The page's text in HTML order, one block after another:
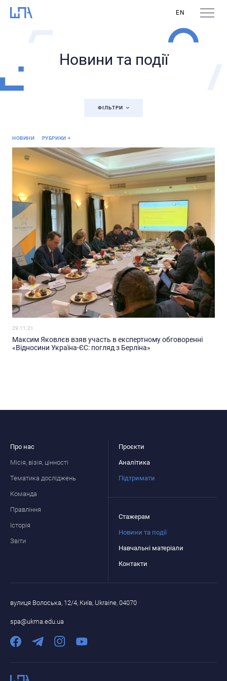
EN
Новини та події
ФІЛЬТРИ
НОВИНИ РУБРИКИ
Від партнерів
29.11.21
Максим Яковлєв взяв участь в експертному обговоренні
«Відносини Україна-ЄС: погляд з Берліна»
Про нас
Місія, візія, цінності
Тематика досліджень
Команда
Правління
Історія
Звіти
Проєкти
Аналітика
Підтримати
Стажерам
Новини та події
Навчальні матеріали
Контакти
вулиця Волоська, 12/4, Київ, Ukraine, 04070
spa@ukma.edu.ua